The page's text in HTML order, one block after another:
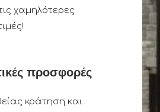
χαμηλότερες
προσφορές
κράτηση και